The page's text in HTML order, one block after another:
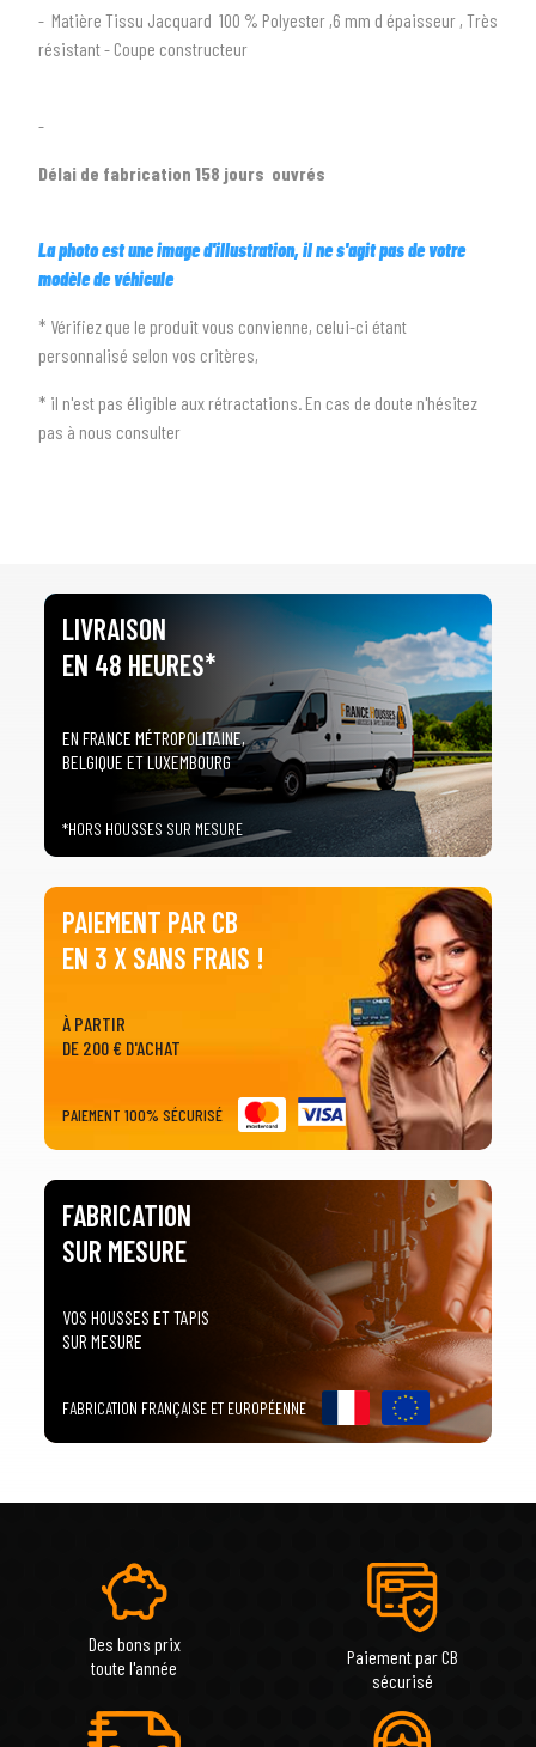
2SÉLECTIONNEZ LA MARQUE DE VOTRE VÉHICULE
Toutes les marques
PRÉCISEZ LE MODÈLE
Tous les modèles
- Matière Tissu Jacquard 100 % Polyester ,6 mm d épaisseur , Très
résistant - Coupe constructeur
-
Délai de fabrication 158 jours ouvrés
La photo est une image d'illustration, il ne s'agit pas de votre
modèle de véhicule
* Vérifiez que le produit vous convienne, celui-ci étant
personnalisé selon vos critères,
* il n'est pas éligible aux rétractations. En cas de doute n'hésitez
pas à nous consulter
LIVRAISON
EN 48 HEURES*
EN FRANCE MÉTROPOLITAINE,
BELGIQUE ET LUXEMBOURG
*HORS HOUSSES SUR MESURE
PAIEMENT PAR CB
EN 3 X SANS FRAIS !
À PARTIR
DE 200 € D'ACHAT
PAIEMENT 100% SÉCURISÉ
FABRICATION
SUR MESURE
VOS HOUSSES ET TAPIS
SUR MESURE
FABRICATION FRANÇAISE ET EUROPÉENNE
Des bons prix
toute l'année
Paiement par CB
sécurisé